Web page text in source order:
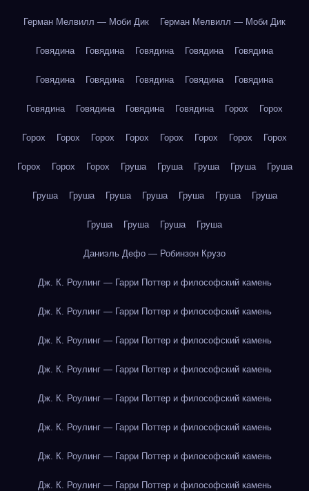
Герман Мелвилл — Моби Дик Герман Мелвилл — Моби Дик
Говядина Говядина Говядина Говядина Говядина
Говядина Говядина Говядина Говядина Говядина
Говядина Говядина Говядина Говядина Горох Горох
Горох Горох Горох Горох Горох Горох Горох Горох
Горох Горох Горох Груша Груша Груша Груша Груша
Груша Груша Груша Груша Груша Груша Груша
Груша Груша Груша Груша
Даниэль Дефо — Робинзон Крузо
Дж. К. Роулинг — Гарри Поттер и философский камень
Дж. К. Роулинг — Гарри Поттер и философский камень
Дж. К. Роулинг — Гарри Поттер и философский камень
Дж. К. Роулинг — Гарри Поттер и философский камень
Дж. К. Роулинг — Гарри Поттер и философский камень
Дж. К. Роулинг — Гарри Поттер и философский камень
Дж. К. Роулинг — Гарри Поттер и философский камень
Дж. К. Роулинг — Гарри Поттер и философский камень